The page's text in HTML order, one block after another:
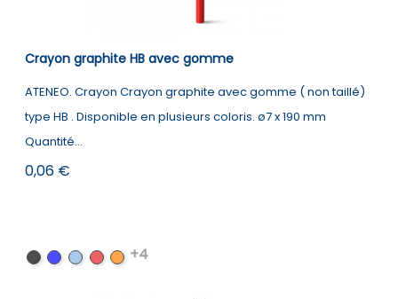
Crayon graphite HB avec gomme
ATENEO. Crayon Crayon graphite avec gomme ( non taillé)
type HB . Disponible en plusieurs coloris. ø7 x 190 mm
Quantité...
Prix
0,06 €
NoirBleuBleuRougeOrange
+4